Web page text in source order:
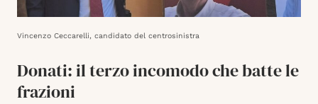
Vincenzo Ceccarelli, candidato del centrosinistra
Donati: il terzo incomodo che batte le
frazioni